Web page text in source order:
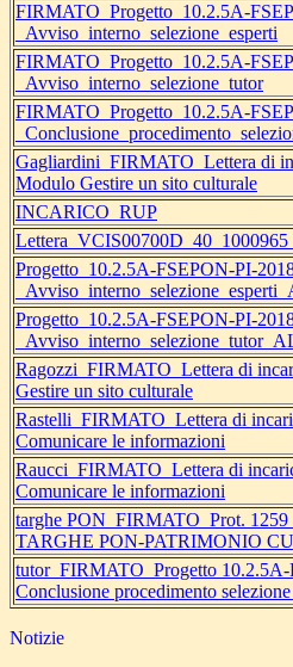
FIRMATO_Progetto_10.2.5A-
_Avviso_interno_selezione_esperti
FIRMATO_Progetto_10.2.5A-
_Avviso_interno_selezione_tutor
FIRMATO_Progetto_10.2.5A-
Gagliardini_FIRMATO_Lettera di
Modulo Gestire un sito culturale
INCARICO_RUP
Progetto_10.2.5A-FSEPON-PI-
Progetto_10.2.5A-FSEPON-PI-
Ragozzi_FIRMATO_Lettera di
Gestire un sito culturale
Rastelli_FIRMATO_Lettera di
Comunicare le informazioni
Raucci_FIRMATO_Lettera di
Comunicare le informazioni
targhe PON_FIRMATO_Prot.
TARGHE PON-PATRIMONIO
tutor_FIRMATO_Progetto
Conclusione procedimento
Notizie